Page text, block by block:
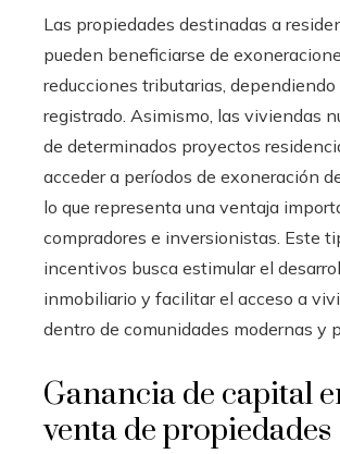
Las propiedades destinadas a
pueden beneficiarse de
reducciones tributarias, dependiendo
registrado. Asimismo, las viviendas
de determinados proyectos
acceder a períodos de exoneración
lo que representa una ventaja
compradores e inversionistas. Este
incentivos busca estimular el
inmobiliario y facilitar el acceso a
dentro de comunidades modernas y
Ganancia de capital
venta de propiedades